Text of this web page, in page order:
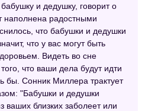
и дедушку, говорит о
наполнена радостными
что бабушки и дедушки
что у вас могут быть
Видеть во сне
что ваши дела будут идти
бы. Сонник Миллера трактует
"Бабушки и дедушки
ваших близких заболеет или